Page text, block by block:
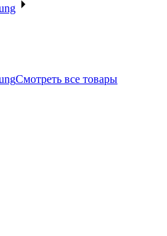
Смотреть все товары